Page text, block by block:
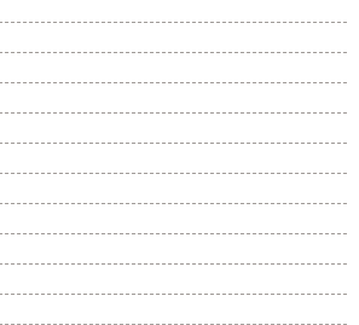
ましたがいかがお過ごしですか？
先
に行きました
例年よりも大分寒いお
とても綺麗でした(*^_^*)
帰りは人気
南国 ウルワツ
海パンで海に入
行く事は難しいですが、早く自由に海
りますように…
11/26
散歩
＊湘南の外壁塗装専門店＊
んにちわ☼ 最近はグッと気温が下がり
くなりましたね
気づけば今年も後一
) 早い早い
なってきたので、海にはたくさんの人
も、海なら ...